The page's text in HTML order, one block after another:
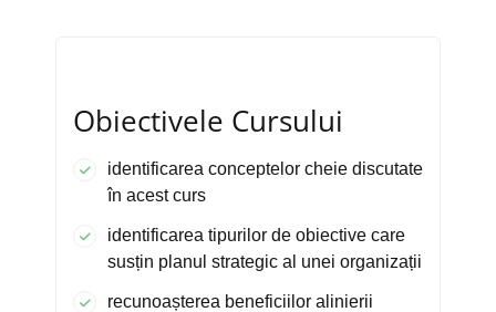
Obiectivele Cursului
identificarea conceptelor cheie discutate
în acest curs
identificarea tipurilor de obiective care
susțin planul strategic al unei organizații
recunoașterea beneficiilor alinierii